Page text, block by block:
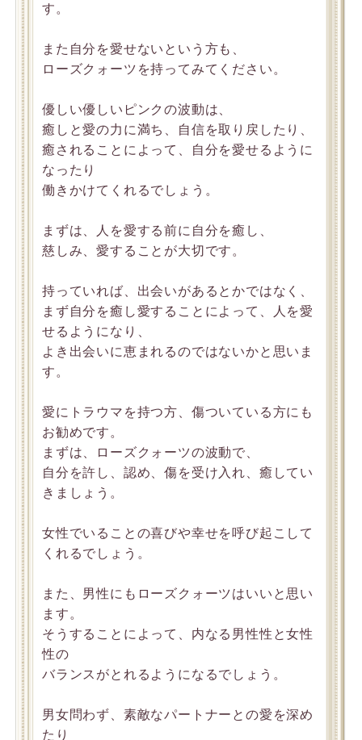
す。
また自分を愛せないという方も、
ローズクォーツを持ってみてください。
優しい優しいピンクの波動は、
癒しと愛の力に満ち、自信を取り戻したり、
癒されることによって、自分を愛せるように
なったり
働きかけてくれるでしょう。
まずは、人を愛する前に自分を癒し、
慈しみ、愛することが大切です。
持っていれば、出会いがあるとかではなく、
まず自分を癒し愛することによって、人を愛
せるようになり、
よき出会いに恵まれるのではないかと思いま
す。
愛にトラウマを持つ方、傷ついている方にも
お勧めです。
まずは、ローズクォーツの波動で、
自分を許し、認め、傷を受け入れ、癒してい
きましょう。
女性でいることの喜びや幸せを呼び起こして
くれるでしょう。
また、男性にもローズクォーツはいいと思い
ます。
そうすることによって、内なる男性性と女性
性の
バランスがとれるようになるでしょう。
男女問わず、素敵なパートナーとの愛を深め
たり